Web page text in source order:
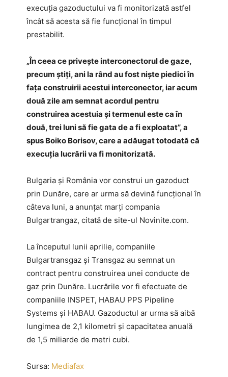
execuţia gazoductului va fi monitorizată astfel
încât să acesta să fie funcţional în timpul
prestabilit.
„În ceea ce priveşte interconectorul de gaze,
precum ştiţi, ani la rând au fost nişte piedici în
faţa construirii acestui interconector, iar acum
două zile am semnat acordul pentru
construirea acestuia şi termenul este ca în
două, trei luni să fie gata de a fi exploatat”, a
spus Boiko Borisov, care a adăugat totodată că
execuţia lucrării va fi monitorizată.
Bulgaria şi România vor construi un gazoduct
prin Dunăre, care ar urma să devină funcţional în
câteva luni, a anunţat marţi compania
Bulgartrangaz, citată de site-ul Novinite.com.
La începutul lunii aprilie, companiile
Bulgartransgaz şi Transgaz au semnat un
contract pentru construirea unei conducte de
gaz prin Dunăre. Lucrările vor fi efectuate de
companiile INSPET, HABAU PPS Pipeline
Systems şi HABAU. Gazoductul ar urma să aibă
lungimea de 2,1 kilometri şi capacitatea anuală
de 1,5 miliarde de metri cubi.
Sursa: Mediafax